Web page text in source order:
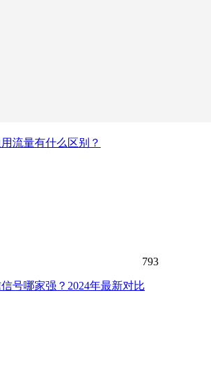
流量有什么区别？
793
号哪家强？2024年最新对比